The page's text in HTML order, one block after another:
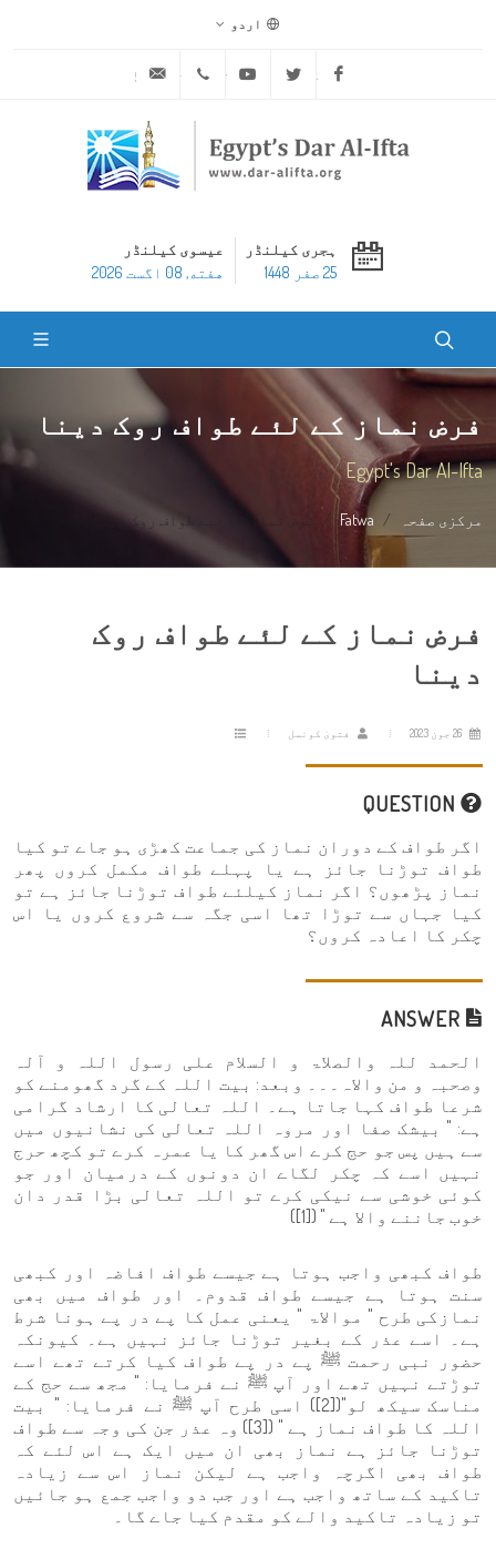
اردو
Facebook
Twitter
Youtube
ہجری کیلنڈر
25 صفر 1448
عیسوی کیلنڈر
هفته, 08 اگست 2026
فرض نماز کے لئے طواف روک دینا
Egypt's Dar Al-Ifta
مرکزی صفحہ Fatwa فرض نماز کے لئے طواف روک دینا
فرض نماز کے لئے طواف روک
دینا
26 جون 2023 فتویٰ کونسل
اگر طواف کے دوران نماز کی جماعت کھڑی ہو جاے تو کیا
طواف توڑنا جائز ہے یا پہلے طواف مکمل کروں پھر
نماز پڑھوں؟ اگر نماز کیلئے طواف توڑنا جائز ہے تو
کیا جہاں سے توڑا تھا اسی جگہ سے شروع کروں یا اس
چکر کا اعادہ کروں؟
الحمد للہ والصلاۃ و السلام علی رسول اللہ و آلہ
وصحبہ و من والاہ۔۔۔ وبعد: بیت اللہ کے گرد گھومنے کو
شرعا طواف کہا جاتا ہے۔ اللہ تعالی کا ارشاد گرامی
ہے: " بیشک صفا اور مروہ اللہ تعالی کی نشانیوں میں
سے ہیں پس جو حج کرے اس گھر کا یا عمرہ کرے تو کچھ حرج
نہیں اسے کہ چکر لگاے ان دونوں کے درمیان اور جو
کوئی خوشی سے نیکی کرے تو اللہ تعالی بڑا قدر دان
خوب جاننے والا ہے " ([1])
طواف کبھی واجب ہوتا ہے جیسے طواف افاضہ اور کبھی
سنت ہوتا ہے جیسے طواف قدوم۔ اور طواف میں بھی
نمازکی طرح " موالاۃ " یعنی عمل کا پے در پے ہونا شرط
ہے۔ اسے عذر کے بغیر توڑنا جائز نہیں ہے۔ کیونکہ
حضور نبی رحمت ﷺ پے در پے طواف کیا کرتے تھے اسے
توڑتے نہیں تھے اور آپ ﷺ نے فرمایا: " مجھ سے حج کے
مناسک سیکھ لو"([2]) اسی طرح آپ ﷺ نے فرمایا: " بیت
اللہ کا طواف نماز ہے " ([3]) وہ عذر جن کی وجہ سے طواف
توڑنا جائز ہے نماز بھی ان میں ایک ہے اس لئے کہ
طواف بھی اگرچہ واجب ہے لیکن نماز اس سے زیادہ
تاکید کے ساتھ واجب ہے اور جب دو واجب جمع ہو جائیں
تو زیادہ تاکید والے کو مقدم کیا جاے گا۔